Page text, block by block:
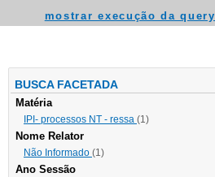
mostrar execução da query
BUSCA FACETADA
Matéria
IPI- processos NT - ressa (1)
Nome Relator
Não Informado (1)
Ano Sessão